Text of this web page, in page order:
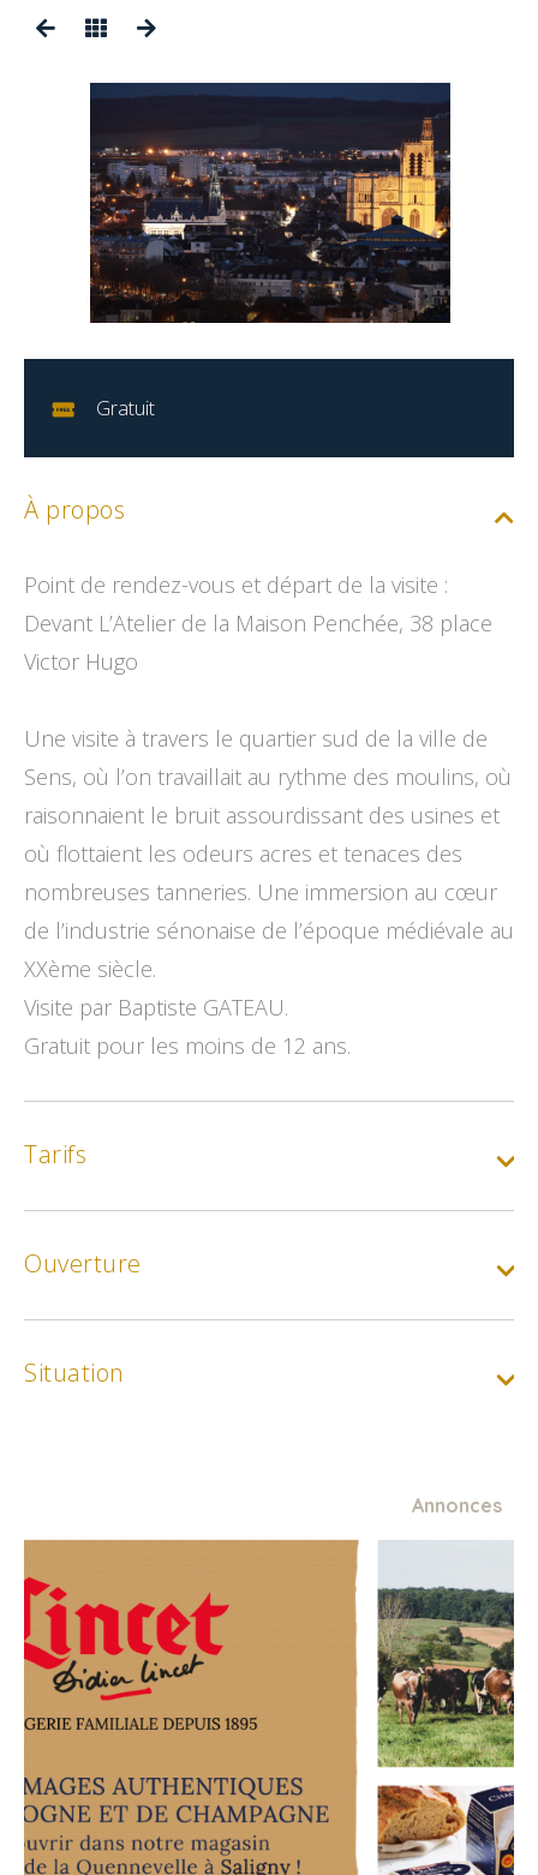
Gratuit
À propos
Point de rendez-vous et départ de la visite :
Devant L’Atelier de la Maison Penchée, 38 place
Victor Hugo
Une visite à travers le quartier sud de la ville de
Sens, où l’on travaillait au rythme des moulins, où
raisonnaient le bruit assourdissant des usines et
où flottaient les odeurs acres et tenaces des
nombreuses tanneries. Une immersion au cœur
de l’industrie sénonaise de l’époque médiévale au
XXème siècle.
Visite par Baptiste GATEAU.
Gratuit pour les moins de 12 ans.
Tarifs
Ouverture
Situation
Annonces